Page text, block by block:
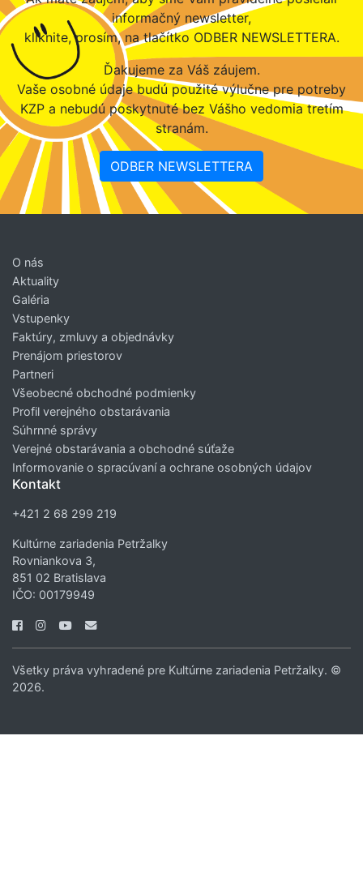
informačný newsletter,
kliknite, prosím, na tlačítko ODBER NEWSLETTERA.
Ďakujeme za Váš záujem.
Vaše osobné údaje budú použité výlučne pre potreby
KZP a nebudú poskytnuté bez Vášho vedomia tretím
stranám.
ODBER NEWSLETTERA
O nás
Aktuality
Galéria
Vstupenky
Faktúry, zmluvy a objednávky
Prenájom priestorov
Partneri
Všeobecné obchodné podmienky
Profil verejného obstarávania
Súhrnné správy
Verejné obstarávania a obchodné súťaže
Informovanie o spracúvaní a ochrane osobných údajov
Kontakt
+421 2 68 299 219
Kultúrne zariadenia Petržalky
Rovniankova 3,
851 02 Bratislava
IČO: 00179949
Všetky práva vyhradené pre Kultúrne zariadenia Petržalky. ©
2026.